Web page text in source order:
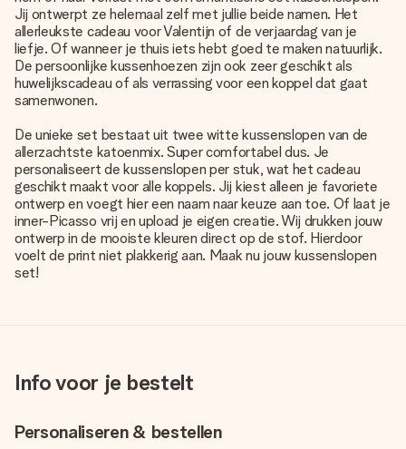
Jij ontwerpt ze helemaal zelf met jullie beide namen. Het
allerleukste cadeau voor Valentijn of de verjaardag van je
liefje. Of wanneer je thuis iets hebt goed te maken natuurlijk.
Depersoonlijke kussenhoezen zijn ook zeer geschikt als
huwelijkscadeau of als verrassing voor een koppel dat gaat
samenwonen.
De unieke set bestaat uit twee witte kussenslopen van de
allerzachtste katoenmix. Super comfortabel dus. Je
personaliseert de kussenslopen per stuk, wat het cadeau
geschikt maakt voor alle koppels. Jij kiest alleen je favoriete
ontwerp en voegt hier een naam naar keuze aan toe. Of laat je
inner-Picasso vrij en upload je eigen creatie. Wij drukken jouw
ontwerp in de mooiste kleuren direct op de stof. Hierdoor
voelt de print niet plakkerig aan. Maak nu jouw kussenslopen
set!
Info voor je bestelt
Personaliseren & bestellen